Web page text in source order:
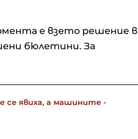
е взето решение в
бюлетини. За
се явиха, а машините -